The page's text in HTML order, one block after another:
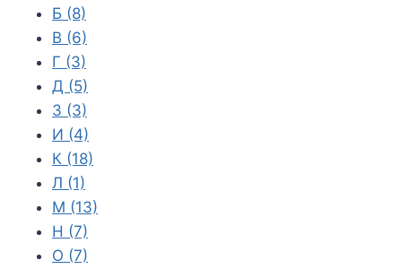
Б (8)
В (6)
Г (3)
Д (5)
З (3)
И (4)
К (18)
Л (1)
М (13)
Н (7)
О (7)